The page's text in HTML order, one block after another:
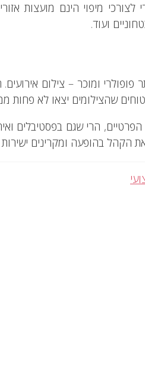
לצורכי מיפוי הינם מועצות
ועוד.
פופולרי ומוכר – צילום
שהצילומים יצאו לא פחות
הרי שגם בפסטיבלים
הקהל בהופעה ומקרינים